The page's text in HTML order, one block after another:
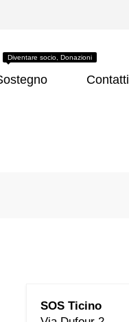
Diventare socio, Donazioni
Contatti
SOS Ticino